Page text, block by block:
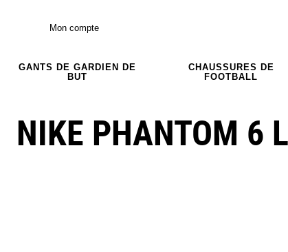
Mon compte
GANTS DE GARDIEN DE
BUT
CHAUSSURES DE
FOOTBALL
NIKE PHANTOM 6